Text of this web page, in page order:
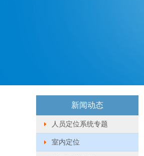
新闻动态
人员定位系统专题
室内定位